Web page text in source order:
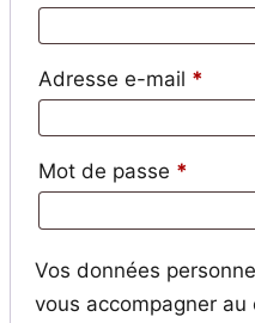
Adresse e-mail *
Mot de passe *
Vos données
vous accompagner